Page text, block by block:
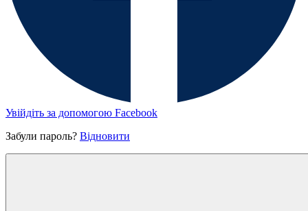
Увійдіть за допомогою Facebook
Забули пароль? Відновити